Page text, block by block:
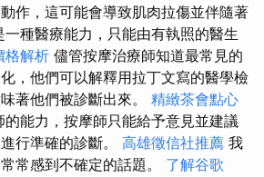
作，這可能會導致肌肉拉傷並伴隨著
種醫療能力，只能由有執照的醫生
格解析 儘管按摩治療師知道最常見的
，他們可以解釋用拉丁文寫的醫學檢
著他們被診斷出來。 精緻茶會點心
能力，按摩師只能給予意見並建議
行準確的診斷。 高雄徵信社推薦 我
常感到不確定的話題。 了解谷歌